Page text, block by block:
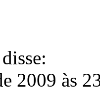
disse:
2009 às